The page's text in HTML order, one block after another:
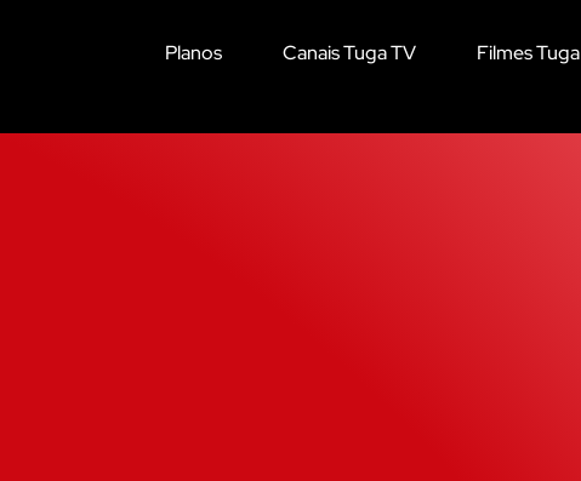
Planos Canais Tuga TV Filmes Tuga